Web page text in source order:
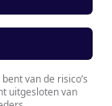
van de risico’s
uitgesloten van